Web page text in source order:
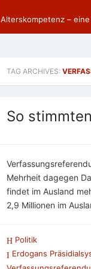
Alterskompetenz –
TAG ARCHIVES:
So
Mehrheit dagegen
findet im Ausland
2,9 Millionen im
Politik
Erdogans